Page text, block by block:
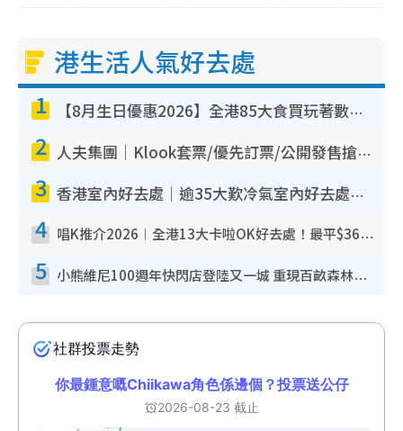
港生活人氣好去處
1 【8月生日優惠2026】全港85大食買玩著數攻略 自助餐/火鍋放題同行免費＋誠品/DONKI送現金券
2 人夫集團｜Klook套票/優先訂票/公開發售搶飛攻略！附票價.購票連結.場地座位表
3 香港室內好去處｜逾35大歎冷氣室內好去處推介 室內活動免費避雨無懼落雨
4 唱K推介2026︱全港13大卡啦OK好去處！最平$36起 日文K都有！(附地址+收費詳情)
5 小熊維尼100週年快閃店登陸又一城 重現百畝森林經典場景／獨家限定盲盒登場／專屬DIY香水